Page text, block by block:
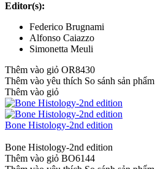
Editor(s):
Federico Brugnami
Alfonso Caiazzo
Simonetta Meuli
Thêm vào giỏ OR8430
Thêm vào yêu thích So sánh sản phẩm
Thêm vào giỏ
Bone Histology-2nd edition
Bone Histology-2nd edition
Thêm vào giỏ BO6144